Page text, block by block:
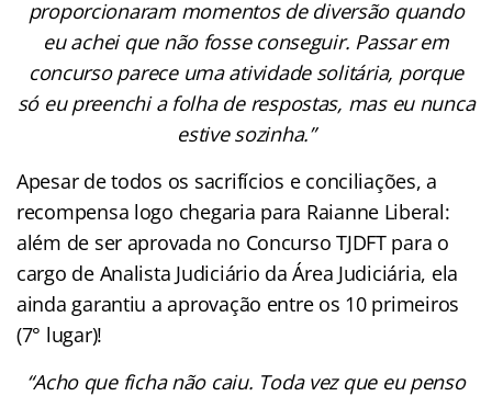
proporcionaram momentos de diversão quando
eu achei que não fosse conseguir. Passar em
concurso parece uma atividade solitária, porque
só eu preenchi a folha de respostas, mas eu nunca
estive sozinha.”
Apesar de todos os sacrifícios e conciliações, a
recompensa logo chegaria para Raianne Liberal:
além de ser aprovada no Concurso TJDFT para o
cargo de Analista Judiciário da Área Judiciária, ela
ainda garantiu a aprovação entre os 10 primeiros
(7° lugar)!
“Acho que ficha não caiu. Toda vez que eu penso